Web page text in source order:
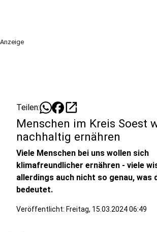
Anzeige
Teilen: open_in_new
Menschen im Kreis Soest
nachhaltig ernähren
Viele Menschen bei uns wollen sich
klimafreundlicher ernähren - viele
allerdings auch nicht so genau, was
bedeutet.
Veröffentlicht: Freitag, 15.03.2024 06:49